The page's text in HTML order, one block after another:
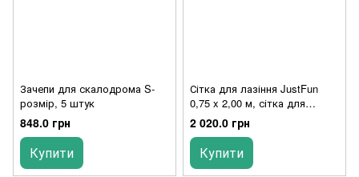
Зачепи для скалодрома S-
розмір, 5 штук
848.0 грн
Купити
Сітка для лазіння JustFun
0,75 x 2,00 м, сітка для
дитячих майданчиків
2 020.0 грн
Купити